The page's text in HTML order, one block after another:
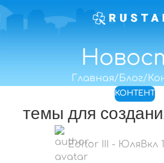
Главная Блог
КОНТЕНТ
темы для
Editor III - Юля Вкл